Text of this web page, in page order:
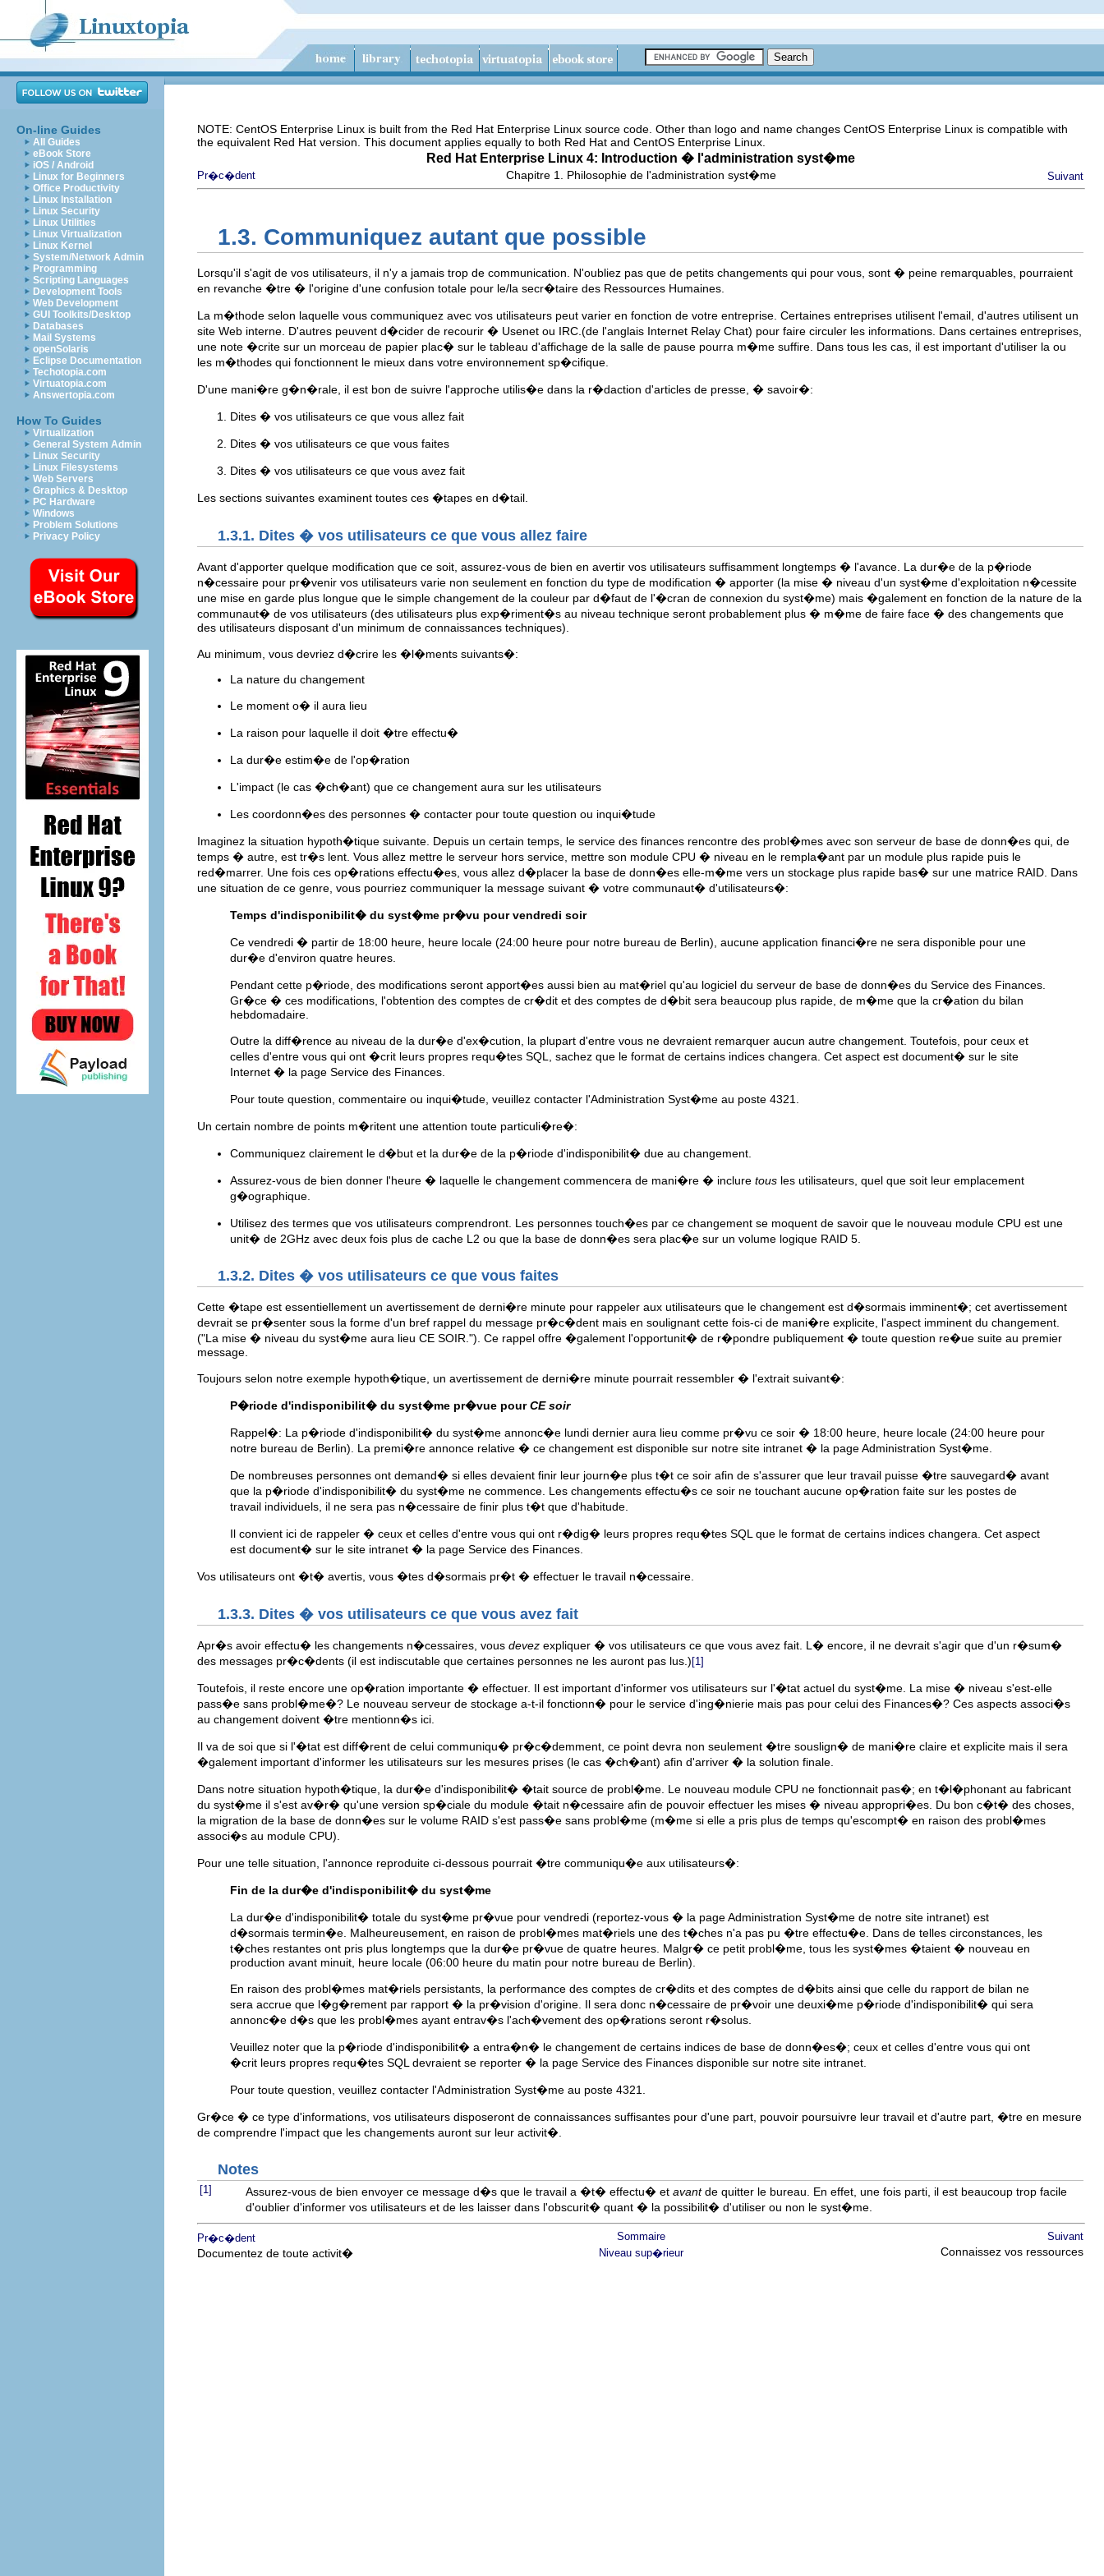
On-line Guides
All Guides
eBook Store
iOS / Android
Linux for Beginners
Office Productivity
Linux Installation
Linux Security
Linux Utilities
Linux Virtualization
Linux Kernel
System/Network Admin
Programming
Scripting Languages
Development Tools
Web Development
GUI Toolkits/Desktop
Databases
Mail Systems
openSolaris
Eclipse Documentation
Techotopia.com
Virtuatopia.com
Answertopia.com
How To Guides
Virtualization
General System Admin
Linux Security
Linux Filesystems
Web Servers
Graphics & Desktop
PC Hardware
Windows
Problem Solutions
Privacy Policy
NOTE: CentOS Enterprise Linux is built from the Red Hat Enterprise Linux source code. Other than logo and name changes CentOS Enterprise Linux is compatible with
the equivalent Red Hat version. This document applies equally to both Red Hat and CentOS Enterprise Linux.
Red Hat Enterprise Linux 4: Introduction � l'administration syst�me
Pr�c�dent Chapitre 1. Philosophie de l'administration syst�me Suivant
1.3. Communiquez autant que possible
Lorsqu'il s'agit de vos utilisateurs, il n'y a jamais trop de communication. N'oubliez pas que de petits changements qui pour vous, sont � peine remarquables, pourraient
en revanche �tre � l'origine d'une confusion totale pour le/la secr�taire des Ressources Humaines.
La m�thode selon laquelle vous communiquez avec vos utilisateurs peut varier en fonction de votre entreprise. Certaines entreprises utilisent l'email, d'autres utilisent un
site Web interne. D'autres peuvent d�cider de recourir � Usenet ou IRC.(de l'anglais Internet Relay Chat) pour faire circuler les informations. Dans certaines entreprises,
une note �crite sur un morceau de papier plac� sur le tableau d'affichage de la salle de pause pourra m�me suffire. Dans tous les cas, il est important d'utiliser la ou
les m�thodes qui fonctionnent le mieux dans votre environnement sp�cifique.
D'une mani�re g�n�rale, il est bon de suivre l'approche utilis�e dans la r�daction d'articles de presse, � savoir�:
Dites � vos utilisateurs ce que vous allez fait
Dites � vos utilisateurs ce que vous faites
Dites � vos utilisateurs ce que vous avez fait
Les sections suivantes examinent toutes ces �tapes en d�tail.
1.3.1. Dites � vos utilisateurs ce que vous allez faire
Avant d'apporter quelque modification que ce soit, assurez-vous de bien en avertir vos utilisateurs suffisamment longtemps � l'avance. La dur�e de la p�riode
n�cessaire pour pr�venir vos utilisateurs varie non seulement en fonction du type de modification � apporter (la mise � niveau d'un syst�me d'exploitation n�cessite
une mise en garde plus longue que le simple changement de la couleur par d�faut de l'�cran de connexion du syst�me) mais �galement en fonction de la nature de la
communaut� de vos utilisateurs (des utilisateurs plus exp�riment�s au niveau technique seront probablement plus � m�me de faire face � des changements que
des utilisateurs disposant d'un minimum de connaissances techniques).
Au minimum, vous devriez d�crire les �l�ments suivants�:
La nature du changement
Le moment o� il aura lieu
La raison pour laquelle il doit �tre effectu�
La dur�e estim�e de l'op�ration
L'impact (le cas �ch�ant) que ce changement aura sur les utilisateurs
Les coordonn�es des personnes � contacter pour toute question ou inqui�tude
Imaginez la situation hypoth�tique suivante. Depuis un certain temps, le service des finances rencontre des probl�mes avec son serveur de base de donn�es qui, de
temps � autre, est tr�s lent. Vous allez mettre le serveur hors service, mettre son module CPU � niveau en le rempla�ant par un module plus rapide puis le
red�marrer. Une fois ces op�rations effectu�es, vous allez d�placer la base de donn�es elle-m�me vers un stockage plus rapide bas� sur une matrice RAID. Dans
une situation de ce genre, vous pourriez communiquer la message suivant � votre communaut� d'utilisateurs�:
Temps d'indisponibilit� du syst�me pr�vu pour vendredi soir
Ce vendredi � partir de 18:00 heure, heure locale (24:00 heure pour notre bureau de Berlin), aucune application financi�re ne sera disponible pour une
dur�e d'environ quatre heures.
Pendant cette p�riode, des modifications seront apport�es aussi bien au mat�riel qu'au logiciel du serveur de base de donn�es du Service des Finances.
Gr�ce � ces modifications, l'obtention des comptes de cr�dit et des comptes de d�bit sera beaucoup plus rapide, de m�me que la cr�ation du bilan
hebdomadaire.
Outre la diff�rence au niveau de la dur�e d'ex�cution, la plupart d'entre vous ne devraient remarquer aucun autre changement. Toutefois, pour ceux et
celles d'entre vous qui ont �crit leurs propres requ�tes SQL, sachez que le format de certains indices changera. Cet aspect est document� sur le site
Internet � la page Service des Finances.
Pour toute question, commentaire ou inqui�tude, veuillez contacter l'Administration Syst�me au poste 4321.
Un certain nombre de points m�ritent une attention toute particuli�re�:
Communiquez clairement le d�but et la dur�e de la p�riode d'indisponibilit� due au changement.
Assurez-vous de bien donner l'heure � laquelle le changement commencera de mani�re � inclure tous les utilisateurs, quel que soit leur emplacement
g�ographique.
Utilisez des termes que vos utilisateurs comprendront. Les personnes touch�es par ce changement se moquent de savoir que le nouveau module CPU est une
unit� de 2GHz avec deux fois plus de cache L2 ou que la base de donn�es sera plac�e sur un volume logique RAID 5.
1.3.2. Dites � vos utilisateurs ce que vous faites
Cette �tape est essentiellement un avertissement de derni�re minute pour rappeler aux utilisateurs que le changement est d�sormais imminent�; cet avertissement
devrait se pr�senter sous la forme d'un bref rappel du message pr�c�dent mais en soulignant cette fois-ci de mani�re explicite, l'aspect imminent du changement.
("La mise � niveau du syst�me aura lieu CE SOIR."). Ce rappel offre �galement l'opportunit� de r�pondre publiquement � toute question re�ue suite au premier
message.
Toujours selon notre exemple hypoth�tique, un avertissement de derni�re minute pourrait ressembler � l'extrait suivant�:
P�riode d'indisponibilit� du syst�me pr�vue pourCE soir
Rappel�: La p�riode d'indisponibilit� du syst�me annonc�e lundi dernier aura lieu comme pr�vu ce soir � 18:00 heure, heure locale (24:00 heure pour
notre bureau de Berlin). La premi�re annonce relative � ce changement est disponible sur notre site intranet � la page Administration Syst�me.
De nombreuses personnes ont demand� si elles devaient finir leur journ�e plus t�t ce soir afin de s'assurer que leur travail puisse �tre sauvegard� avant
que la p�riode d'indisponibilit� du syst�me ne commence. Les changements effectu�s ce soir ne touchant aucune op�ration faite sur les postes de
travail individuels, il ne sera pas n�cessaire de finir plus t�t que d'habitude.
Il convient ici de rappeler � ceux et celles d'entre vous qui ont r�dig� leurs propres requ�tes SQL que le format de certains indices changera. Cet aspect
est document� sur le site intranet � la page Service des Finances.
Vos utilisateurs ont �t� avertis, vous �tes d�sormais pr�t � effectuer le travail n�cessaire.
1.3.3. Dites � vos utilisateurs ce que vous avez fait
Apr�s avoir effectu� les changements n�cessaires, vous devez expliquer � vos utilisateurs ce que vous avez fait. L� encore, il ne devrait s'agir que d'un r�sum�
des messages pr�c�dents (il est indiscutable que certaines personnes ne les auront pas lus.)[1]
Toutefois, il reste encore une op�ration importante � effectuer. Il est important d'informer vos utilisateurs sur l'�tat actuel du syst�me. La mise � niveau s'est-elle
pass�e sans probl�me�? Le nouveau serveur de stockage a-t-il fonctionn� pour le service d'ing�nierie mais pas pour celui des Finances�? Ces aspects associ�s
au changement doivent �tre mentionn�s ici.
Il va de soi que si l'�tat est diff�rent de celui communiqu� pr�c�demment, ce point devra non seulement �tre souslign� de mani�re claire et explicite mais il sera
�galement important d'informer les utilisateurs sur les mesures prises (le cas �ch�ant) afin d'arriver � la solution finale.
Dans notre situation hypoth�tique, la dur�e d'indisponibilit� �tait source de probl�me. Le nouveau module CPU ne fonctionnait pas�; en t�l�phonant au fabricant
du syst�me il s'est av�r� qu'une version sp�ciale du module �tait n�cessaire afin de pouvoir effectuer les mises � niveau appropri�es. Du bon c�t� des choses,
la migration de la base de donn�es sur le volume RAID s'est pass�e sans probl�me (m�me si elle a pris plus de temps qu'escompt� en raison des probl�mes
associ�s au module CPU).
Pour une telle situation, l'annonce reproduite ci-dessous pourrait �tre communiqu�e aux utilisateurs�:
Fin de la dur�e d'indisponibilit� du syst�me
La dur�e d'indisponibilit� totale du syst�me pr�vue pour vendredi (reportez-vous � la page Administration Syst�me de notre site intranet) est
d�sormais termin�e. Malheureusement, en raison de probl�mes mat�riels une des t�ches n'a pas pu �tre effectu�e. Dans de telles circonstances, les
t�ches restantes ont pris plus longtemps que la dur�e pr�vue de quatre heures. Malgr� ce petit probl�me, tous les syst�mes �taient � nouveau en
production avant minuit, heure locale (06:00 heure du matin pour notre bureau de Berlin).
En raison des probl�mes mat�riels persistants, la performance des comptes de cr�dits et des comptes de d�bits ainsi que celle du rapport de bilan ne
sera accrue que l�g�rement par rapport � la pr�vision d'origine. Il sera donc n�cessaire de pr�voir une deuxi�me p�riode d'indisponibilit� qui sera
annonc�e d�s que les probl�mes ayant entrav�s l'ach�vement des op�rations seront r�solus.
Veuillez noter que la p�riode d'indisponibilit� a entra�n� le changement de certains indices de base de donn�es�; ceux et celles d'entre vous qui ont
�crit leurs propres requ�tes SQL devraient se reporter � la page Service des Finances disponible sur notre site intranet.
Pour toute question, veuillez contacter l'Administration Syst�me au poste 4321.
Gr�ce � ce type d'informations, vos utilisateurs disposeront de connaissances suffisantes pour d'une part, pouvoir poursuivre leur travail et d'autre part, �tre en mesure
de comprendre l'impact que les changements auront sur leur activit�.
Notes
[1] Assurez-vous de bien envoyer ce message d�s que le travail a �t� effectu� et avantde quitter le bureau. En effet, une fois parti, il est beaucoup trop facile
d'oublier d'informer vos utilisateurs et de les laisser dans l'obscurit� quant � la possibilit� d'utiliser ou non le syst�me.
Pr�c�dent Sommaire Suivant
Documentez de toute activit� Niveau sup�rieur Connaissez vos ressources